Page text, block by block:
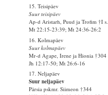
15. Teisipäev
Suur teisipäev
Ap-d Aristarh, Puud ja Trofim †I s.
Mt 22:15-23:39; Mt 24:36-26:2
16. Kolmapäev
Suur kolmapäev
Mr-d Agape, Irene ja Hionia †304
Jh 12:17-50; Mt 26:6-16
17. Neljapäev
Suur neljapäev
Pärsia pskmr. Siimeon †344